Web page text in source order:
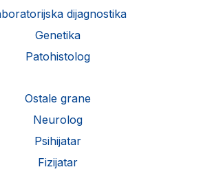
dijagnostika
Genetika
Patohistolog
Ostale grane
Neurolog
Psihijatar
Fizijatar